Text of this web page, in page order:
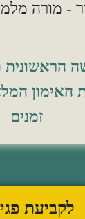
האימון
זמנים
לקביעת